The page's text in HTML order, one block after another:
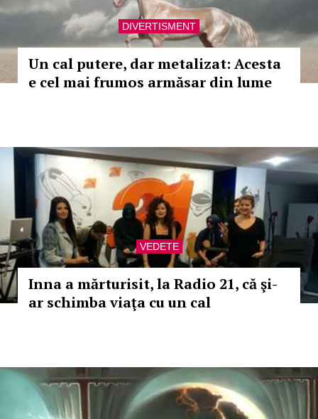
DIVERTISMENT
Un cal putere, dar metalizat: Acesta
e cel mai frumos armăsar din lume
VEDETE
Inna a mărturisit, la Radio 21, că şi-
ar schimba viaţa cu un cal